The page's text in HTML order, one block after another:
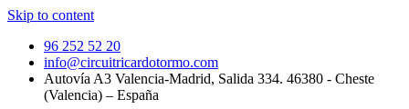
Skip to content
96 252 52 20
info@circuitricardotormo.com
Autovía A3 Valencia-Madrid, Salida 334. 46380 - Cheste
(Valencia) – España